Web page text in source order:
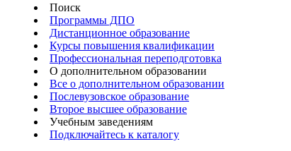
Поиск
Программы ДПО
Дистанционное образование
Курсы повышения квалификации
Профессиональная переподготовка
О дополнительном образовании
Все о дополнительном образовании
Послевузовское образование
Второе высшее образование
Учебным заведениям
Подключайтесь к каталогу